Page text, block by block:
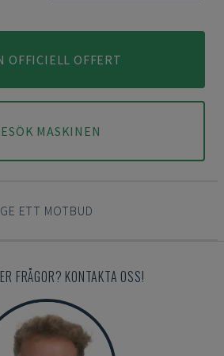
OFFICIELL OFFERT
MASKINEN
GE ETT MOTBUD
FRÅGOR? KONTAKTA OSS!